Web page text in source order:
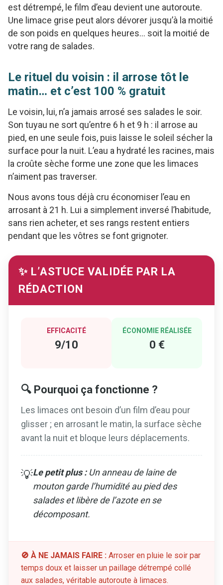
est détrempé, le film d’eau devient une autoroute.
Une limace grise peut alors dévorer jusqu’à la moitié
de son poids en quelques heures… soit la moitié de
votre rang de salades.
Le rituel du voisin : il arrose tôt le
matin… et c’est 100 % gratuit
Le voisin, lui, n’a jamais arrosé ses salades le soir.
Son tuyau ne sort qu’entre 6 h et 9 h : il arrose au
pied, en une seule fois, puis laisse le soleil sécher la
surface pour la nuit. L’eau a hydraté les racines, mais
la croûte sèche forme une zone que les limaces
n’aiment pas traverser.
Nous avons tous déjà cru économiser l’eau en
arrosant à 21 h. Lui a simplement inversé l’habitude,
sans rien acheter, et ses rangs restent entiers
pendant que les vôtres se font grignoter.
✨ L’ASTUCE VALIDÉE PAR LA
RÉDACTION
EFFICACITÉ
9/10
ÉCONOMIE RÉALISÉE
0 €
🔍 Pourquoi ça fonctionne ?
Les limaces ont besoin d’un film d’eau pour
glisser ; en arrosant le matin, la surface sèche
avant la nuit et bloque leurs déplacements.
💡Le petit plus :Un anneau de laine de
mouton garde l’humidité au pied des
salades et libère de l’azote en se
décomposant.
🚫 À NE JAMAIS FAIRE : Arroser en pluie le soir par
temps doux et laisser un paillage détrempé collé
aux salades, véritable autoroute à limaces.